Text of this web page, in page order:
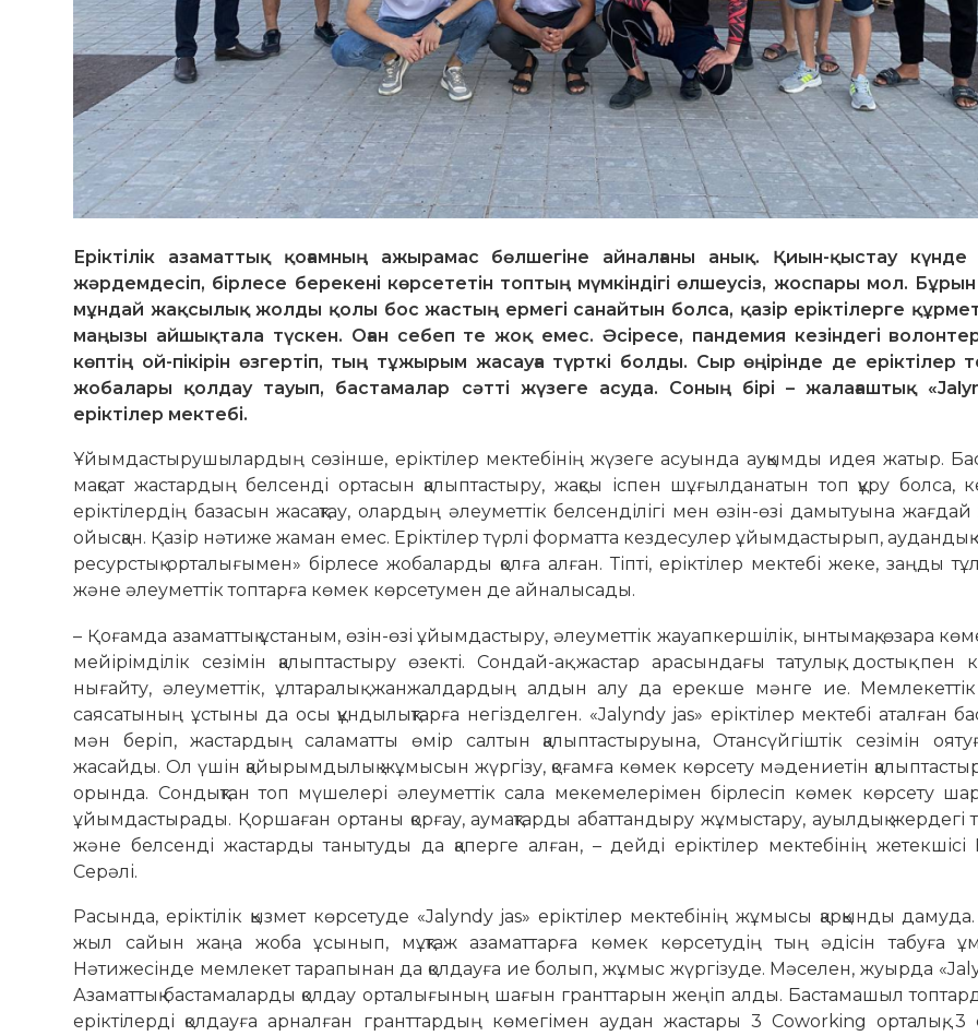
Еріктілік азаматтық қоғамның ажырамас бөлшегіне айналғаны анық. Қиын-қыстау күнде
жәрдемдесіп, бірлесе берекені көрсететін топтың мүмкіндігі өлшеусіз, жоспары мол. Бұрын
мұндай жақсылық жолды қолы бос жастың ермегі санайтын болса, қазір еріктілерге
маңызы айшықтала түскен. Оған себеп те жоқ емес. Әсіресе, пандемия кезіндегі
көптің ой-пікірін өзгертіп, тың тұжырым жасауға түрткі болды. Сыр өңірінде де еріктілер
жобалары қолдау тауып, бастамалар сәтті жүзеге асуда. Соның бірі – жалағаштық
еріктілер мектебі.
Ұйымдастырушылардың сөзінше, еріктілер мектебінің жүзеге асуында ауқымды идея жатыр.
мақсат жастардың белсенді ортасын қалыптастыру, жақсы іспен шұғылданатын топ құру болса,
еріктілердің базасын жасақтау, олардың әлеуметтік белсенділігі мен өзін-өзі дамытуына жағдай
ойысқан. Қазір нәтиже жаман емес. Еріктілер түрлі форматта кездесулер ұйымдастырып, аудандық
ресурстық орталығымен» бірлесе жобаларды қолға алған. Тіпті, еріктілер мектебі жеке, заңды
және әлеуметтік топтарға көмек көрсетумен де айналысады.
– Қоғамда азаматтық ұстаным, өзін-өзі ұйымдастыру, әлеуметтік жауапкершілік, ынтымақ, өзара
мейірімділік сезімін қалыптастыру өзекті. Сондай-ақ жастар арасындағы татулық, достық пен
нығайту, әлеуметтік, ұлтаралық жанжалдардың алдын алу да ерекше мәнге ие.
саясатының ұстыны да осы құндылықтарға негізделген. «Jalyndy jas» еріктілер мектебі аталған
мән беріп, жастардың саламатты өмір салтын қалыптастыруына, Отансүйгіштік сезімін
жасайды. Ол үшін қайырымдылық жұмысын жүргізу, қоғамға көмек көрсету мәдениетін
орында. Сондықтан топ мүшелері әлеуметтік сала мекемелерімен бірлесіп көмек көрсету
ұйымдастырады. Қоршаған ортаны қорғау, аумақтарды абаттандыру жұмыстару, ауылдық жердегі
және белсенді жастарды танытуды да қаперге алған, – дейді еріктілер мектебінің жетекшісі
Серәлі.
Расында, еріктілік қызмет көрсетуде «Jalyndy jas» еріктілер мектебінің жұмысы қарқынды
жыл сайын жаңа жоба ұсынып, мұқтаж азаматтарға көмек көрсетудің тың әдісін табуға
Нәтижесінде мемлекет тарапынан да қолдауға ие болып, жұмыс жүргізуде. Мәселен, жуырда
Азаматтық бастамаларды қолдау орталығының шағын гранттарын жеңіп алды. Бастамашыл
еріктілерді қолдауға арналған гранттардың көмегімен аудан жастары 3 Coworking орталық, 3